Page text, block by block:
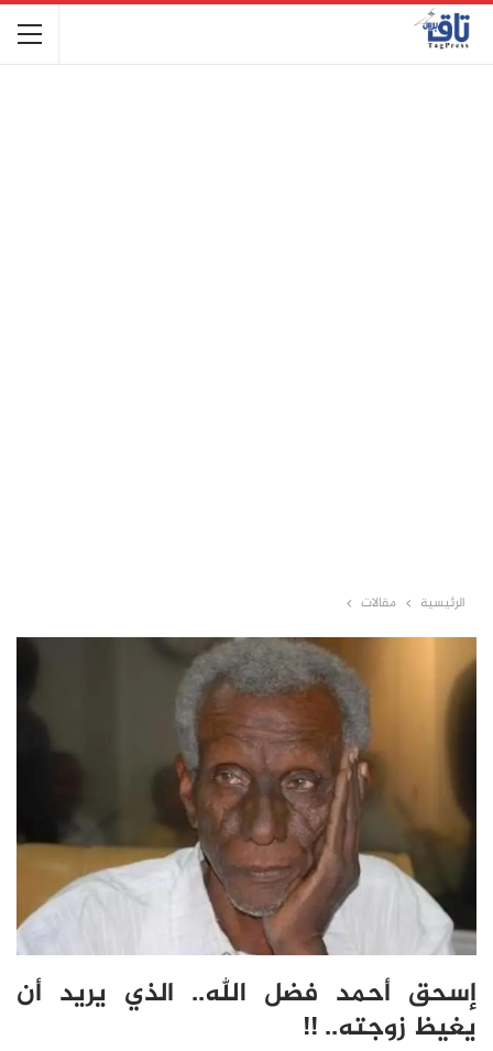
الرئيسية مقالات
إسحق أحمد فضل الله.. الذي يريد أن
يغيظ زوجته.. !!